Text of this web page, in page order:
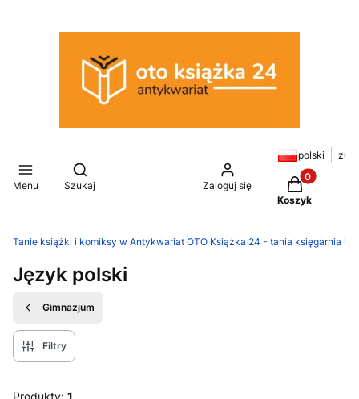
Menu
Otwórz wyszukiwarkę
Szukaj Zaloguj się
polski zł
Produkty w
Koszyk
Tanie książki i komiksy w Antykwariat OTO Książka 24 - tania księgarnia
Język polski
Gimnazjum
Filtry
Produkty: 1